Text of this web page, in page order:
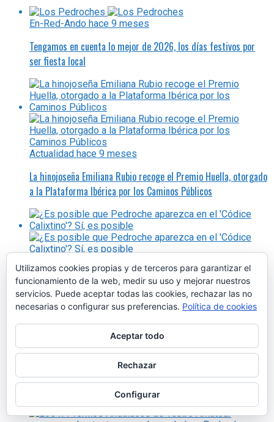
En-Red-Ando hace 9 meses
Tengamos en cuenta lo mejor de 2026, los días festivos por
ser fiesta local
Actualidad hace 9 meses
La hinojoseña Emiliana Rubio recoge el Premio Huella, otorgado
a la Plataforma Ibérica por los Caminos Públicos
¿Es posible que Pedroche aparezca en el ‘Códice Calixtino’? Sí,
es posible
hace 9 meses
¿Es posible relacionar el Grial con Pedroche? Sí, es posible
Utilizamos cookies propias y de terceros para garantizar el
funcionamiento de la web, medir su uso y mejorar nuestros
servicios. Puede aceptar todas las cookies, rechazar las no
necesarias o configurar sus preferencias. Política de cookies
Aceptar todo
Rechazar
Configurar